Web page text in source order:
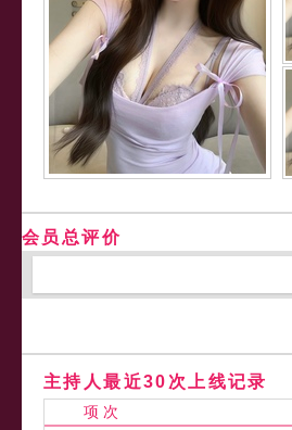
会员总评价
主持人最近30次上线记录
项 次